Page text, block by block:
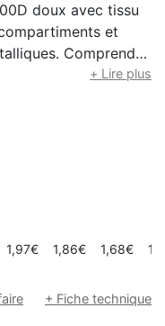
doux avec tissu
et
Comprend
+ Lire plus
1,97€ 1,86€ 1,68€
+ Fiche technique